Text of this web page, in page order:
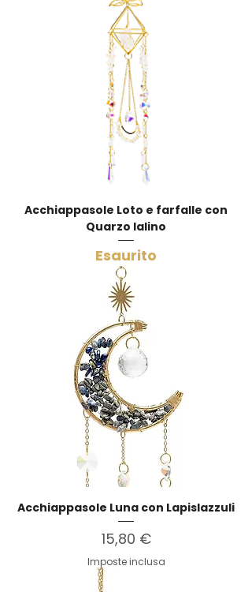
Acchiappasole Loto e farfalle con
Quarzo Ialino
Esaurito
Acchiappasole Luna con Lapislazzuli
Prezzo
15,80 €
Imposte inclusa